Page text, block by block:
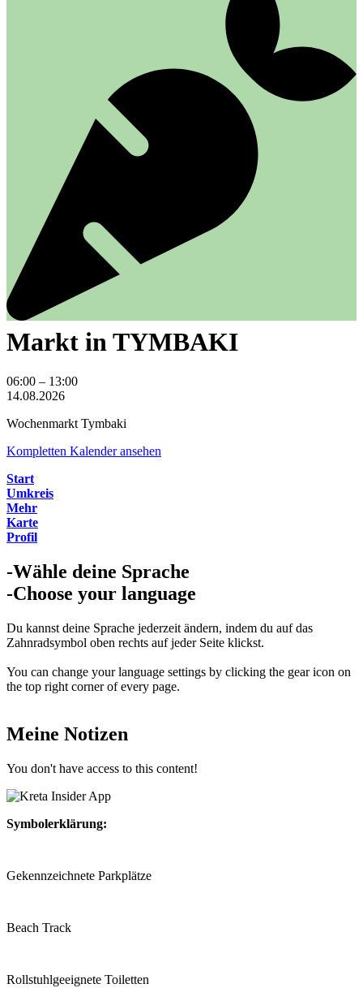
Markt in TYMBAKI
Markt
in
06:00 – 13:00
14.08.2026
Wochenmarkt Tymbaki
Kompletten Kalender ansehen
Start
Umkreis
Mehr
Karte
Profil
-Wähle deine Sprache
-Choose your language
Du kannst deine Sprache jederzeit ändern, indem du auf das
Zahnradsymbol oben rechts auf jeder Seite klickst.
You can change your language settings by clicking the gear icon on
the top right corner of every page.
Meine Notizen
You don't have access to this content!
Symbolerklärung:
Gekennzeichnete Parkplätze
Beach Track
Rollstuhlgeeignete Toiletten